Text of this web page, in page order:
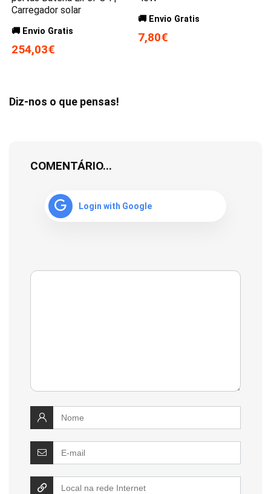
Carregador solar
🚚 Envio Gratis
254,03€
🚚 Envio Gratis
7,80€
Diz-nos o que pensas!
COMENTÁRIO...
Login with Google